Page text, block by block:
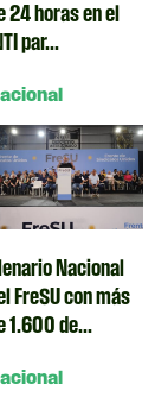
24 horas en el
par...
Nacional
FreSU con más
1.600 de...